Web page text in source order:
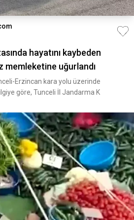
hayatını kaybeden
memleketine uğurlandı
Erzincan kara yolu üzerinde
göre, Tunceli İl Jandarma K